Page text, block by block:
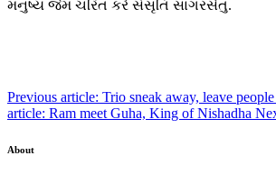
મનુષ્ય જેમ ચરિત કરે સંસૃતિ સાગરસેતુ.
Previous article: Trio sneak away, leave
article: Ram meet Guha, King of Nishadha
About